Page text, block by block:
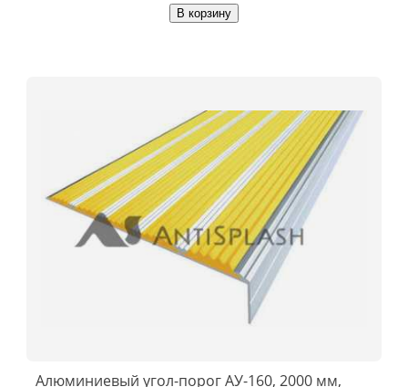
В корзину
Алюминиевый угол-порог АУ-160, 2000 мм,